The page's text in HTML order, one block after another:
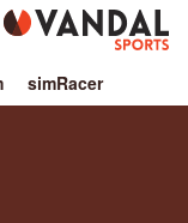
simRacer